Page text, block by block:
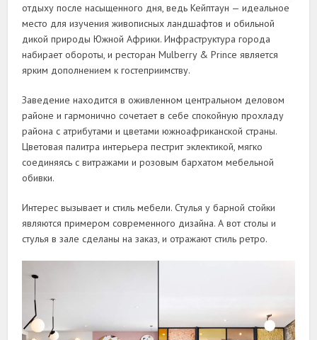
отдыху после насыщенного дня, ведь Кейптаун — идеальное
место для изучения живописных ландшафтов и обильной
дикой природы Южной Африки. Инфраструктура города
набирает обороты, и ресторан Mulberry & Prince является
ярким дополнением к гостеприимству.
Заведение находится в оживленном центральном деловом
районе и гармонично сочетает в себе спокойную прохладу
района с атрибутами и цветами южноафриканской страны.
Цветовая палитра интерьера пестрит эклектикой, мягко
соединяясь с витражами и розовым бархатом мебельной
обивки.
Интерес вызывает и стиль мебели. Стулья у барной стойки
являются примером современного дизайна. А вот столы и
стулья в зале сделаны на заказ, и отражают стиль ретро.